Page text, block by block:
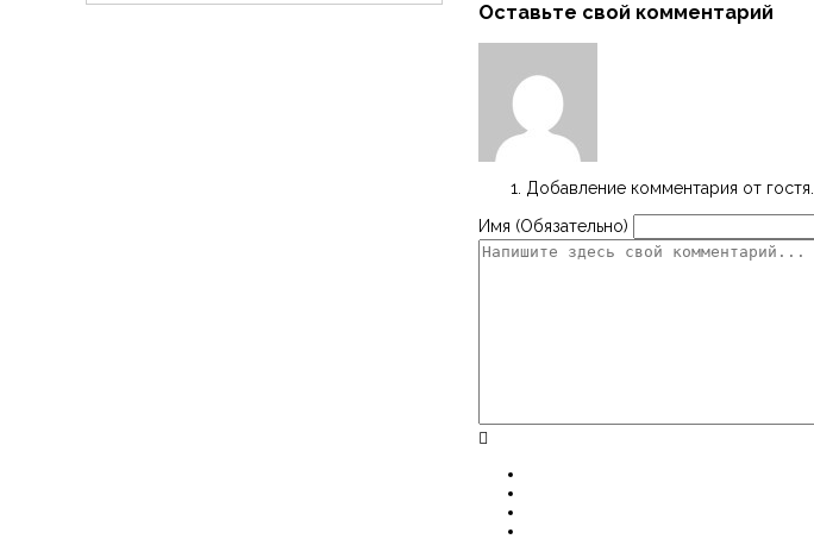
Оставьте свой комментарий
Добавление комментария от гостя.
Имя (Обязательно)